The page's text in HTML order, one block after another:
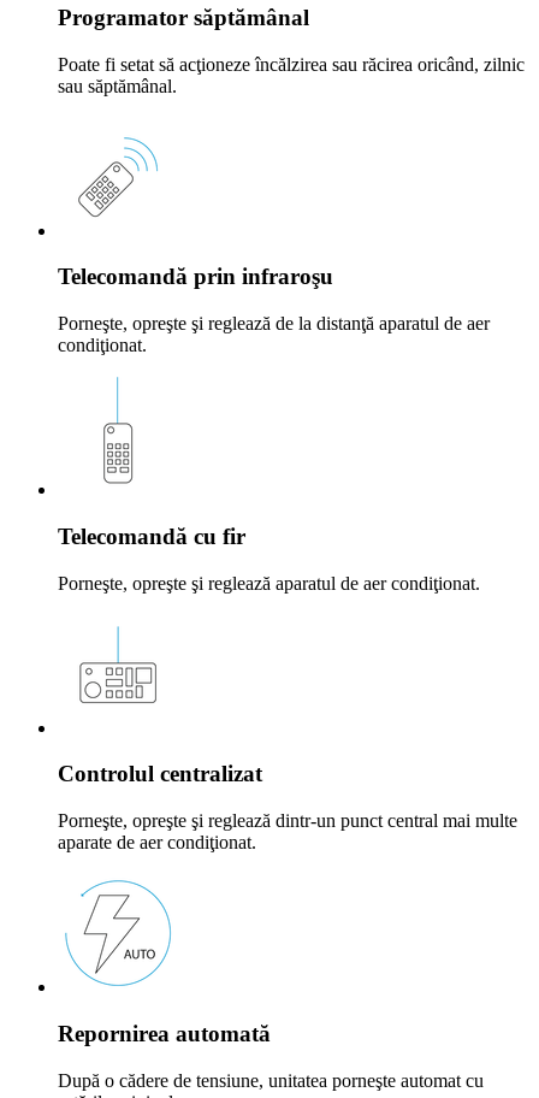
Programator săptămânal
Poate fi setat să acţioneze încălzirea sau răcirea oricând, zilnic
sau săptămânal.
Telecomandă prin infraroşu
Porneşte, opreşte şi reglează de la distanţă aparatul de aer
condiţionat.
Telecomandă cu fir
Porneşte, opreşte şi reglează aparatul de aer condiţionat.
Controlul centralizat
Porneşte, opreşte şi reglează dintr-un punct central mai multe
aparate de aer condiţionat.
Repornirea automată
După o cădere de tensiune, unitatea porneşte automat cu